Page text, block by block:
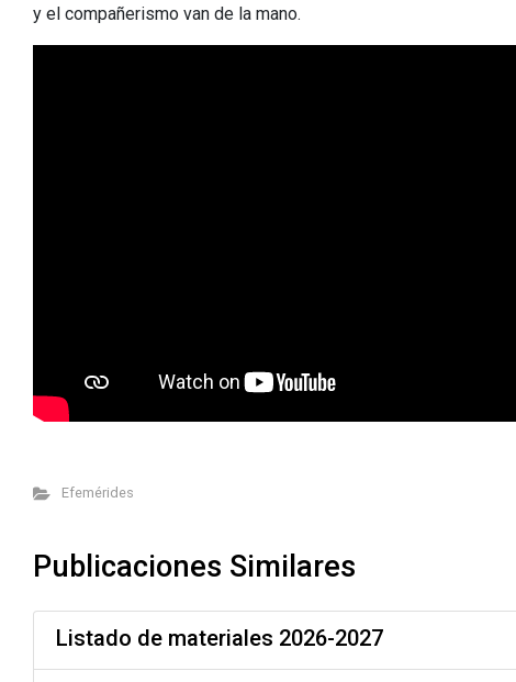
y el compañerismo van de la mano.
Efemérides
Publicaciones Similares
Listado de materiales 2026-2027